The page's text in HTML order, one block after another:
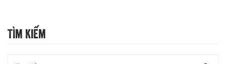
Tìm Kiếm